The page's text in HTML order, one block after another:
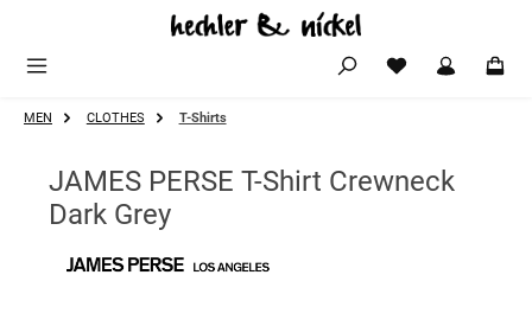
Zum Hauptinhalt springen
MEN CLOTHES T-Shirts
JAMES PERSE T-Shirt Crewneck
Dark Grey